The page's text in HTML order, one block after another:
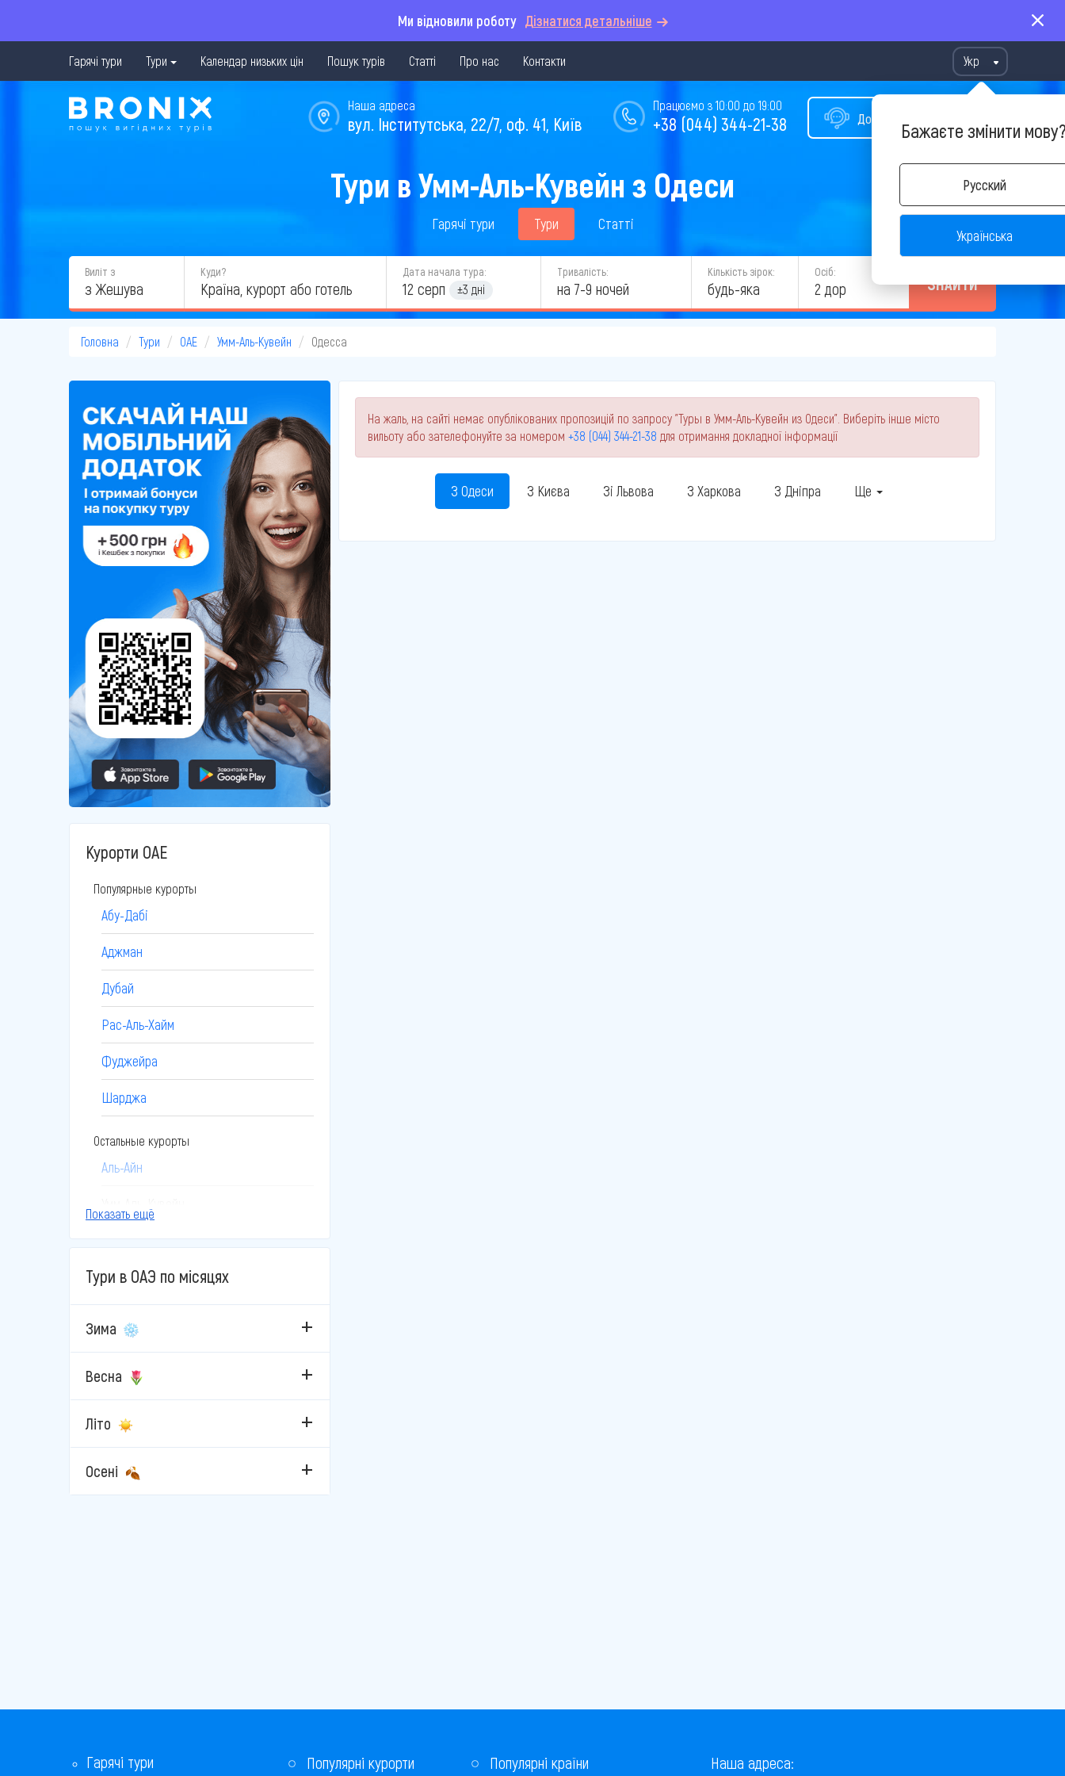
Ми відновили роботу Дізнатися детальніше
Гарячі тури Тури Календар низьких цін Пошук турів Статті Про нас Контакти Укр
Бажаєте змінити
Русский
Українська
Допомога у виборі туру
Працюємо з 10:00 до 19:00
+38 (044) 344-21-38
Наша адреса
вул. Інститутська, 22/7, оф. 41, Київ
Тури в Умм-Аль-Кувейн з Одеси
Гарячі тури Тури Статті
Виліт з
з Жешува
Куди? Дата начала тура:
12 серп ±3 дні
Тривалість:
на 7-9 ночей
Кількість зірок:
будь-яка
Осіб:
2 дор ЗНАЙТИ
Головна Тури ОАЕ Умм-Аль-Кувейн Одесса
Курорти ОАЕ
Популярные курорты
Абу-Дабі
Аджман
Дубай
Рас-Аль-Хайм
Фуджейра
Шарджа
Остальные курорты
Аль-Айн
Показать ещё
Тури в ОАЭ по місяцях
Зима
Весна
Літо
Осені
На жаль, на сайті немає опублікованих пропозицій по запросу "Туры в Умм-Аль-Кувейн из Одеси". Виберіть інше місто
вильоту або зателефонуйте за номером +38 (044) 344-21-38 для отримання докладної інформації
З Одеси З Києва Зі Львова З Харкова З Дніпра Ще
Гарячі тури Популярні курорти Популярні країни Наша адреса: